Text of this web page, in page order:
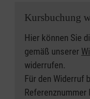
Kursbuchung
Hier können Sie
gemäß unserer
widerrufen.
Für den Widerruf
Referenznummer